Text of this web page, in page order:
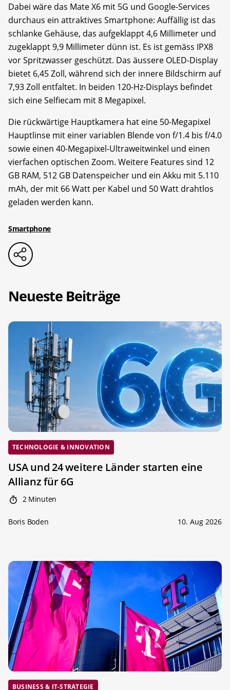
Dabei wäre das Mate X6 mit 5G und Google-Services
durchaus ein attraktives Smartphone: Auffällig ist das
schlanke Gehäuse, das aufgeklappt 4,6 Millimeter und
zugeklappt 9,9 Millimeter dünn ist. Es ist gemäss IPX8
vor Spritzwasser geschützt. Das äussere OLED-Display
bietet 6,45 Zoll, während sich der innere Bildschirm auf
7,93 Zoll entfaltet. In beiden 120-Hz-Displays befindet
sich eine Selfiecam mit 8 Megapixel.
Die rückwärtige Hauptkamera hat eine 50-Megapixel
Hauptlinse mit einer variablen Blende von f/1.4 bis f/4.0
sowie einen 40-Megapixel-Ultraweitwinkel und einen
vierfachen optischen Zoom. Weitere Features sind 12
GB RAM, 512 GB Datenspeicher und ein Akku mit 5.110
mAh, der mit 66 Watt per Kabel und 50 Watt drahtlos
geladen werden kann.
Smartphone
Neueste Beiträge
TECHNOLOGIE & INNOVATION
USA und 24 weitere Länder starten eine
Allianz für 6G
2 Minuten
Boris Boden 10. Aug 2026
BUSINESS & IT-STRATEGIE